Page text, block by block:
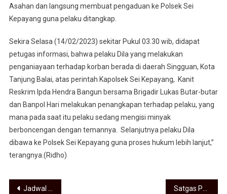
Asahan dan langsung membuat pengaduan ke Polsek Sei
Kepayang guna pelaku ditangkap.
Sekira Selasa (14/02/2023) sekitar Pukul 03.30 wib, didapat
petugas informasi, bahwa pelaku Dila yang melakukan
penganiayaan terhadap korban berada di daerah Singguan, Kota
Tanjung Balai, atas perintah Kapolsek Sei Kepayang, Kanit
Reskrim Ipda Hendra Bangun bersama Brigadir Lukas Butar-butar
dan Banpol Hari melakukan penangkapan terhadap pelaku, yang
mana pada saat itu pelaku sedang mengisi minyak
berboncengan dengan temannya. Selanjutnya pelaku Dila
dibawa ke Polsek Sei Kepayang guna proses hukum lebih lanjut,”
terangnya.(Ridho)
Navigasi pos
Jadwal RDP Komisi 4 DPRD Medan Banyak Molor dan Tertunda, Berkas Pengaduan Warga Bertumpuk